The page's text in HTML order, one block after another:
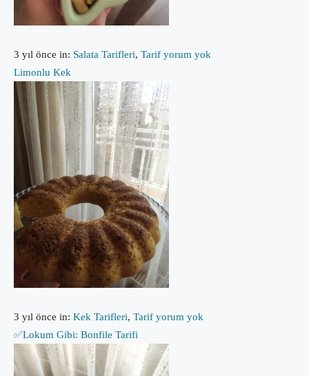
3 yıl önce in: Salata Tarifleri, Tarif yorum yok
Limonlu Kek
3 yıl önce in: Kek Tarifleri, Tarif yorum yok
✅Lokum Gibi: Bonfile Tarifi